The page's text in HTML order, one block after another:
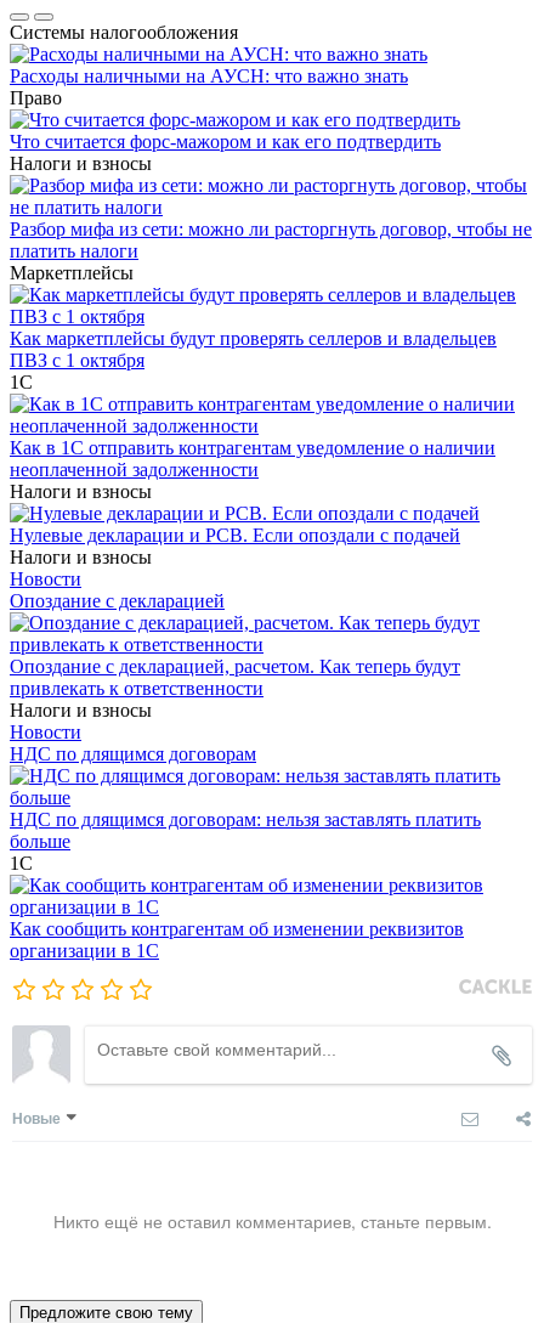
Системы налогообложения
Расходы наличными на АУСН: что важно знать
Право
Что считается форс-мажором и как его подтвердить
Налоги и взносы
Разбор мифа из сети: можно ли расторгнуть договор, чтобы не
платить налоги
Маркетплейсы
Как маркетплейсы будут проверять селлеров и владельцев
ПВЗ с 1 октября
1С
Как в 1С отправить контрагентам уведомление о наличии
неоплаченной задолженности
Налоги и взносы
Нулевые декларации и РСВ. Если опоздали с подачей
Налоги и взносы
Новости
Опоздание с декларацией
Опоздание с декларацией, расчетом. Как теперь будут
привлекать к ответственности
Налоги и взносы
Новости
НДС по длящимся договорам
НДС по длящимся договорам: нельзя заставлять платить
больше
1С
Как сообщить контрагентам об изменении реквизитов
организации в 1C
Новые
Никто ещё не оставил комментариев, станьте первым.
Предложите свою тему